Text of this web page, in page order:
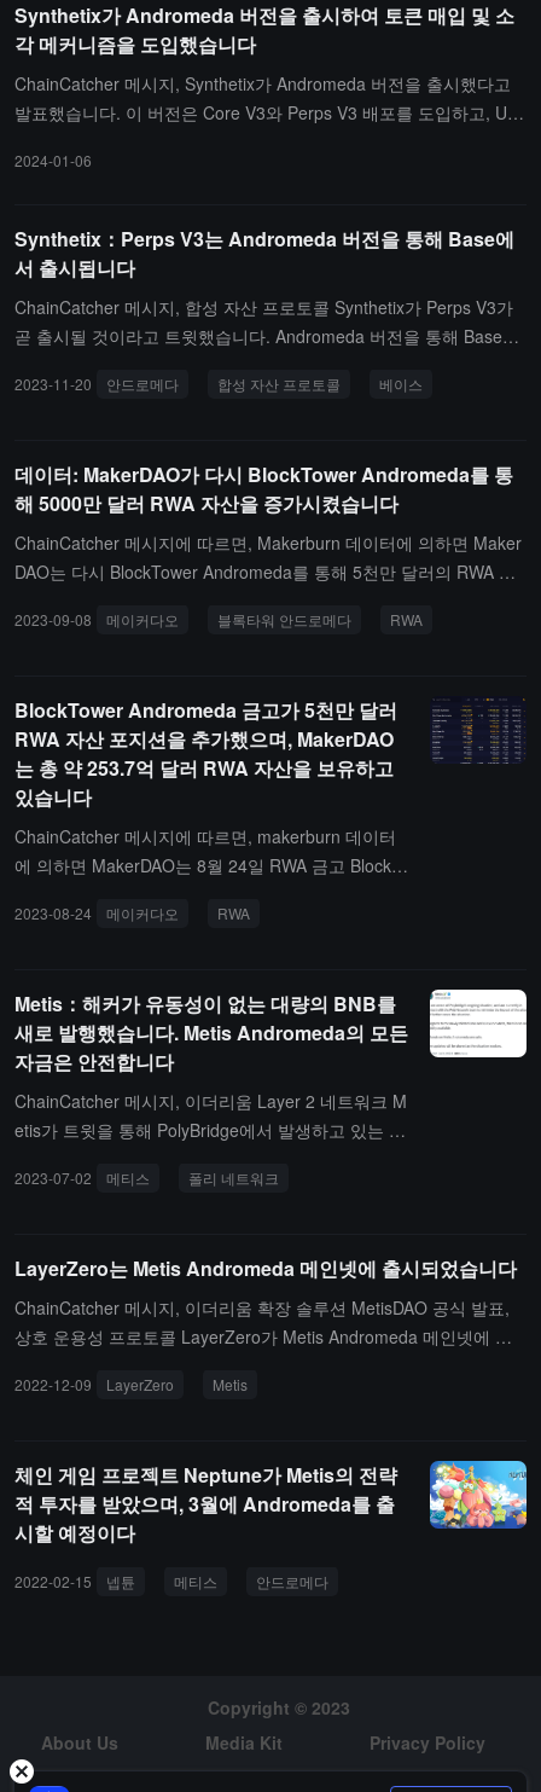
상호작용을 실현합니다; METIS 토큰은 이중 체인의 네이티브 Gas T
oken으로 사용됩니다.전해진 바에 따르면, Hyperion 테스트넷은 202
5년 4월 말에 출시될 예정이며, 메인넷은 8월에 시작될 것입니다. An
dromeda는 곧 Stage 0 업그레이드를 완료할 예정이며, 연말까지 St
강화되고 자산 관리가 간소화되어 차세대 Web3 애플리케이션의 잠
재력을 충분히 발휘할 수 있을 것으로 보입니다.
Synthetix가 Andromeda 버전을 출시하여 토큰 매입 및 소
각 메커니즘을 도입했습니다
ChainCatcher 메시지, Synthetix가 Andromeda 버전을 출시했다고
발표했습니다. 이 버전은 Core V3와 Perps V3 배포를 도입하고, US
의 주요 기능 중 하나는 Base에서 발생하는 Perps의 수수료를 활용
45에 따르면, Base에서 발생하는 수수료의 40%가 SNX 토큰의 매입
및 소각에 지정되며, 매입 및 소각 계약을 통해 실행됩니다. 이 전략
은 Synthetix의 다중 체인 배포에서 수수료 수익을 효과적으로 분배
하는 것을 목표로 합니다.
2024-01-06
Synthetix：Perps V3는 Andromeda 버전을 통해 Base에
서 출시됩니다
ChainCatcher 메시지, 합성 자산 프로토콜 Synthetix가 Perps V3가
곧 출시될 것이라고 트윗했습니다. Andromeda 버전을 통해 Base에
좌 기반 접근, 청산 업그레이드 등 새로운 기능을 출시하는 것입니다.
2023-11-20 안드로메다 합성 자산 프로토콜 베이스
데이터: MakerDAO가 다시 BlockTower Andromeda를 통
해 5000만 달러 RWA 자산을 증가시켰습니다
ChainCatcher 메시지에 따르면, Makerburn 데이터에 의하면 Maker
DAO는 다시 BlockTower Andromeda를 통해 5천만 달러의 RWA 자
연간 이자율은 4.5%입니다.또한, 현재 프로토콜 RWA 총 자산은 251
2023-09-08 메이커다오 블록타워 안드로메다 RWA
BlockTower Andromeda 금고가 5천만 달러
RWA 자산 포지션을 추가했으며, MakerDAO
는 총 약 253.7억 달러 RWA 자산을 보유하고
있습니다
ChainCatcher 메시지에 따르면, makerburn 데이터
에 의하면 MakerDAO는 8월 24일 RWA 금고 BlockTo
추가했으며, 주로 단기 미국 국채에 투자했습니다.그
립한 금고로, 최대 12.8억 달러까지 투자하는 것을 목
표로 하고 있습니다.현재 MakerDAO의 RWA 자산 총
액은 약 25.37억 달러이며, 그 중 BlockTower Andro
meda의 자산은 6.52억 달러에 달합니다.
2023-08-24 메이커다오 RWA
Metis：해커가 유동성이 없는 대량의 BNB를
새로 발행했습니다. Metis Andromeda의 모든
자금은 안전합니다
ChainCatcher 메시지, 이더리움 Layer 2 네트워크 M
etis가 트윗을 통해 PolyBridge에서 발생하고 있는 문
황을 추가로 평가하기 위해 Poly Network 팀과 연락
혔습니다. Metis Andromeda의 모든 자금은 안전합니
다.(출처 링크)
2023-07-02 메티스 폴리 네트워크
LayerZero는 Metis Andromeda 메인넷에 출시되었습니다
ChainCatcher 메시지, 이더리움 확장 솔루션 MetisDAO 공식 발표,
상호 운용성 프로토콜 LayerZero가 Metis Andromeda 메인넷에 공
2022-12-09 LayerZero Metis
체인 게임 프로젝트 Neptune가 Metis의 전략
적 투자를 받았으며, 3월에 Andromeda를 출
시할 예정이다
2022-02-15 넵튠 메티스 안드로메다
Copyright © 2023
About Us
Media Kit
Privacy Policy
Risk Warning
Hiring